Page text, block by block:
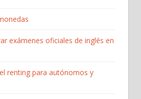
exámenes oficiales de inglés en
renting para autónomos y